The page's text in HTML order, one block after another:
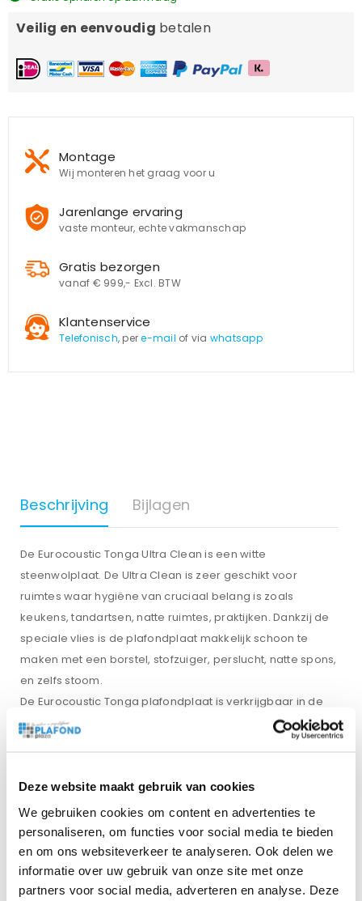
Deze website maakt gebruik van cookies
We gebruiken cookies om content en advertenties te
personaliseren, om functies voor social media te bieden
en om ons websiteverkeer te analyseren. Ook delen we
informatie over uw gebruik van onze site met onze
partners voor social media, adverteren en analyse. Deze
Veilig en eenvoudig betalen
Montage
Wij monteren het graag voor u
Jarenlange ervaring
vaste monteur, echte vakmanschap
Gratis bezorgen
vanaf € 999,- Excl. BTW
Klantenservice
Telefonisch, pere-mail of via whatsapp
Beschrijving Bijlagen
De Eurocoustic Tonga Ultra Clean is een witte
steenwolplaat. De Ultra Clean is zeer geschikt voor
ruimtes waar hygiëne van cruciaal belang is zoals
keukens, tandartsen, natte ruimtes, praktijken. Dankzij de
speciale vlies is de plafondplaat makkelijk schoon te
maken met een borstel, stofzuiger, perslucht, natte spons,
en zelfs stoom.
De Eurocoustic Tonga plafondplaat is verkrijgbaar in de
afmetingen 600×600 en 1200×600 en kan geplaats
worden in een systeem met een profielbreedte van 15
Met een combinatie van uitstekende akoestische
waarden, de reinigbaarheid, en schimmel- en
bacteriebestendigheid is de Eurocoustic Ultra Clean een
zeer goede keuze voor veel ruimtes.
Deze plaat is ook verkrijgbaar in deafmeting 1200×600.